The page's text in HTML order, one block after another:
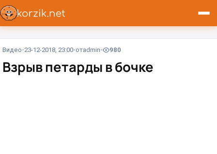
Видео 23-12-2018, 23:00 отadmin 980
Взрыв петарды в бочке